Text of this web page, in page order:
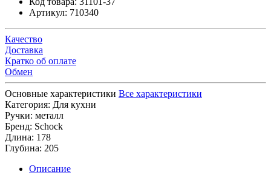
Артикул: 710340
Качество
Доставка
Кратко об оплате
Обмен
Основные характеристики Все характеристики
Категория: Для кухни
Ручки: металл
Бренд: Schock
Длина: 178
Глубина: 205
Описание